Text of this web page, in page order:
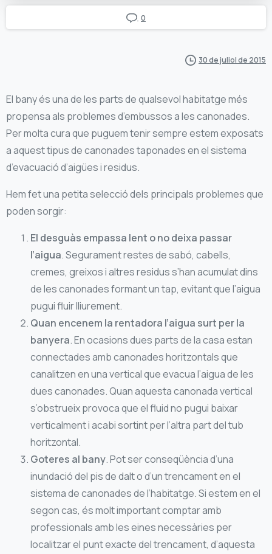
0
30 de juliol de 2015
El bany és una de les parts de qualsevol habitatge més
propensa als problemes d’embussos a les canonades.
Per molta cura que puguem tenir sempre estem exposats
a aquest tipus de canonades taponades en el sistema
d’evacuació d’aigües i residus.
Hem fet una petita selecció dels principals problemes que
poden sorgir:
El desguàs empassa lent o no deixa passar
l’aigua. Segurament restes de sabó, cabells,
cremes, greixos i altres residus s’han acumulat dins
de les canonades formant un tap, evitant que l’aigua
pugui fluir lliurement.
Quan encenem la rentadora l’aigua surt per la
banyera. En ocasions dues parts de la casa estan
connectades amb canonades horitzontals que
canalitzen en una vertical que evacua l’aigua de les
dues canonades. Quan aquesta canonada vertical
s’obstrueix provoca que el fluid no pugui baixar
verticalment i acabi sortint per l’altra part del tub
horitzontal.
Goteres al bany. Pot ser conseqüència d’una
inundació del pis de dalt o d’un trencament en el
sistema de canonades de l’habitatge. Si estem en el
segon cas, és molt important comptar amb
professionals amb les eines necessàries per
localitzar el punt exacte del trencament, d’aquesta